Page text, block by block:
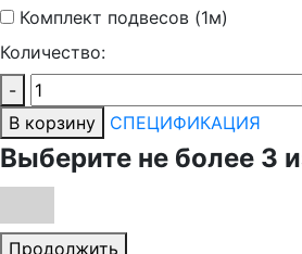
Комплект подвесов (1м)
Количество:
-
В корзину
СПЕЦИФИКАЦИЯ
Выберите не более 3
Продолжить